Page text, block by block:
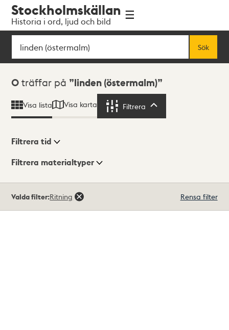
navigationen
huvudinnehållet
Stockholmskällan
Historia i ord, ljud och bild
Sök
Sök
Sökresultat
0 träffar på linden (östermalm)
Visa lista Visa karta Filtrera
Visningsläge
Filtrera tid
Filtrera materialtyper
träffar
Valda filter:Ritning Rensa filter